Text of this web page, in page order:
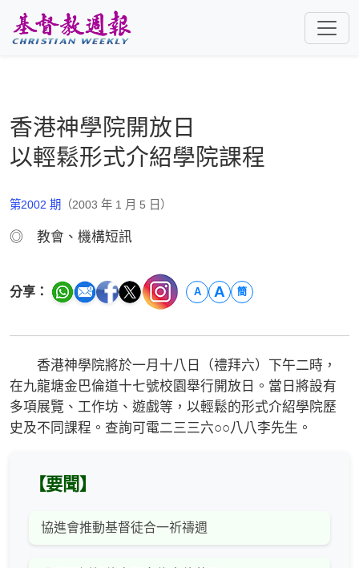
香港神學院開放日
以輕鬆形式介紹學院課程
第2002 期 （2003 年 1 月 5 日）
◎ 教會、機構短訊
分享： A A 簡
香港神學院將於一月十八日（禮拜六）下午二時，
在九龍塘金巴倫道十七號校園舉行開放日。當日將設有
多項展覽、工作坊、遊戲等，以輕鬆的形式介紹學院歷
史及不同課程。查詢可電二三三六○○八八李先生。
【要聞】
協進會推動基督徒合一祈禱週